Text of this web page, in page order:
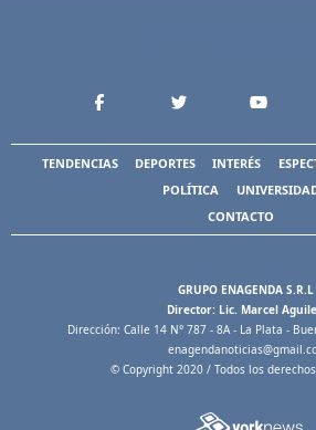
TENDENCIAS DEPORTES INTERÉS
POLÍTICA
CONTACTO
GRUPO ENAGENDA S.R.L
Director: Lic. Marcel
Dirección: Calle 14 N° 787 - 8A - La Plata -
© Copyright 2020 / Todos los